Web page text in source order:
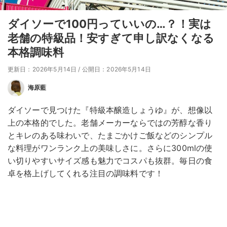
ダイソーで100円っていいの…？！実は
老舗の特級品！安すぎて申し訳なくなる
本格調味料
更新日：2026年5月14日 / 公開日：2026年5月14日
海原藍
ダイソーで見つけた『特級本醸造しょうゆ』が、想像以
上の本格的でした。老舗メーカーならではの芳醇な香り
とキレのある味わいで、たまごかけご飯などのシンプル
な料理がワンランク上の美味しさに。さらに300mlの使
い切りやすいサイズ感も魅力でコスパも抜群。毎日の食
卓を格上げしてくれる注目の調味料です！